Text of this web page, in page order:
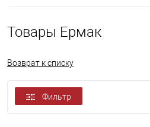
Товары Ермак
Возврат к списку
Фильтр